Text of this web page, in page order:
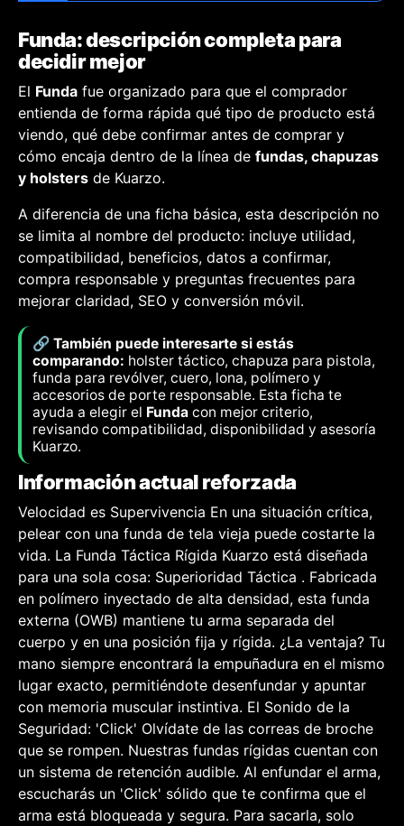
Funda: descripción completa para
decidir mejor
El Funda fue organizado para que el comprador
entienda de forma rápida qué tipo de producto está
viendo, qué debe confirmar antes de comprar y
cómo encaja dentro de la línea de fundas, chapuzas
y holsters de Kuarzo.
A diferencia de una ficha básica, esta descripción no
se limita al nombre del producto: incluye utilidad,
compatibilidad, beneficios, datos a confirmar,
compra responsable y preguntas frecuentes para
mejorar claridad, SEO y conversión móvil.
🔗 También puede interesarte si estás
comparando: holster táctico, chapuza para pistola,
funda para revólver, cuero, lona, polímero y
accesorios de porte responsable. Esta ficha te
ayuda a elegir el Funda con mejor criterio,
revisando compatibilidad, disponibilidad y asesoría
Kuarzo.
Información actual reforzada
Velocidad es Supervivencia En una situación crítica,
pelear con una funda de tela vieja puede costarte la
vida. La Funda Táctica Rígida Kuarzo está diseñada
para una sola cosa: Superioridad Táctica . Fabricada
en polímero inyectado de alta densidad, esta funda
externa (OWB) mantiene tu arma separada del
cuerpo y en una posición fija y rígida. ¿La ventaja? Tu
mano siempre encontrará la empuñadura en el mismo
lugar exacto, permitiéndote desenfundar y apuntar
con memoria muscular instintiva. El Sonido de la
Seguridad: 'Click' Olvídate de las correas de broche
que se rompen. Nuestras fundas rígidas cuentan con
un sistema de retención audible. Al enfundar el arma,
escucharás un 'Click' sólido que te confirma que el
arma está bloqueada y segura. Para sacarla, solo